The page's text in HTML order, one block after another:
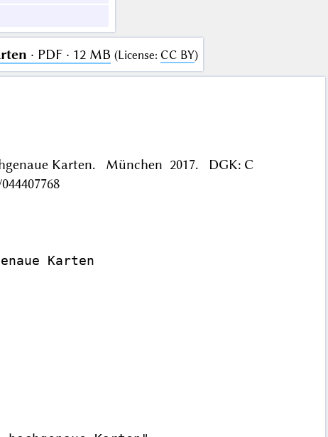
· PDF · 12 MB (License: CC BY)
Karten. München 2017. DGK: C
Karten